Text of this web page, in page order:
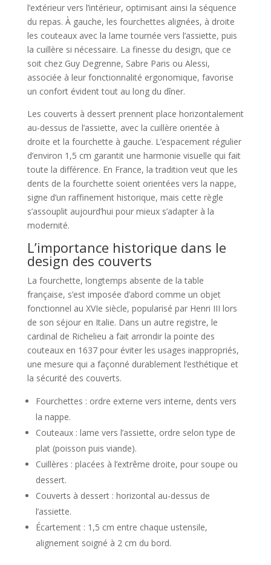
l’extérieur vers l’intérieur, optimisant ainsi la séquence
du repas. À gauche, les fourchettes alignées, à droite
les couteaux avec la lame tournée vers l’assiette, puis
la cuillère si nécessaire. La finesse du design, que ce
soit chez Guy Degrenne, Sabre Paris ou Alessi,
associée à leur fonctionnalité ergonomique, favorise
un confort évident tout au long du dîner.
Les couverts à dessert prennent place horizontalement
au-dessus de l’assiette, avec la cuillère orientée à
droite et la fourchette à gauche. L’espacement régulier
d’environ 1,5 cm garantit une harmonie visuelle qui fait
toute la différence. En France, la tradition veut que les
dents de la fourchette soient orientées vers la nappe,
signe d’un raffinement historique, mais cette règle
s’assouplit aujourd’hui pour mieux s’adapter à la
modernité.
L’importance historique dans le
design des couverts
La fourchette, longtemps absente de la table
française, s’est imposée d’abord comme un objet
fonctionnel au XVIe siècle, popularisé par Henri III lors
de son séjour en Italie. Dans un autre registre, le
cardinal de Richelieu a fait arrondir la pointe des
couteaux en 1637 pour éviter les usages inappropriés,
une mesure qui a façonné durablement l’esthétique et
la sécurité des couverts.
Fourchettes : ordre externe vers interne, dents vers
la nappe.
Couteaux : lame vers l’assiette, ordre selon type de
plat (poisson puis viande).
Cuillères : placées à l’extrême droite, pour soupe ou
dessert.
Couverts à dessert : horizontal au-dessus de
l’assiette.
Écartement : 1,5 cm entre chaque ustensile,
alignement soigné à 2 cm du bord.